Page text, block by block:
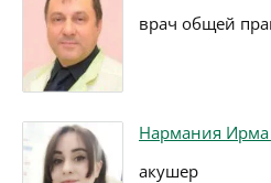
врач общей
Нармания Ирма
акушер